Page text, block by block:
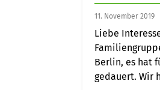
11. November 2019
Liebe
Berlin, es hat
gedauert. Wir